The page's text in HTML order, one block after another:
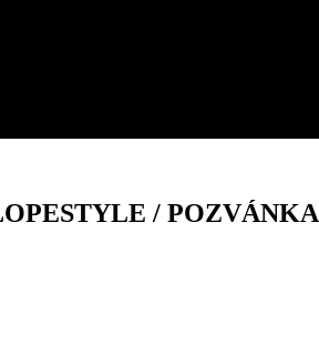
/ POZVÁNKA